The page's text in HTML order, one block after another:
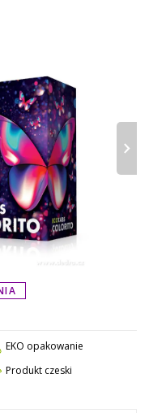
›
EKO opakowanie
Produkt czeski